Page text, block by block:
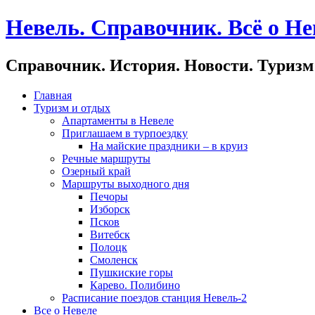
Невель. Справочник. Всё о
Справочник. История. Новости. Туризм
Главная
Туризм и отдых
Апартаменты в Невеле
Приглашаем в турпоездку
На майские праздники – в круиз
Речные маршруты
Озерный край
Маршруты выходного дня
Печоры
Изборск
Псков
Витебск
Полоцк
Смоленск
Пушкиские горы
Карево. Полибино
Расписание поездов станция Невель-2
Все о Невеле